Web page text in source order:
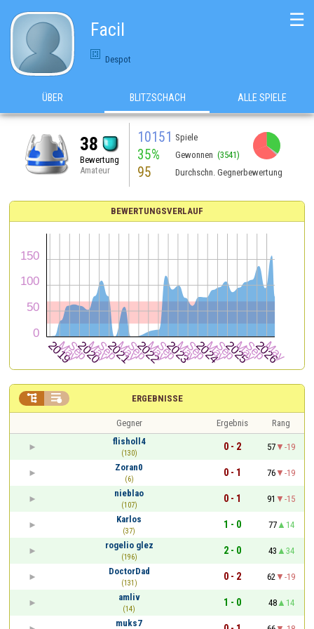
Facil
Despot
☰
ÜBER BLITZSCHACH ALLE SPIELE
38
Bewertung
Amateur
10151 Spiele
35% Gewonnen (3541)
95 Durchschn. Gegnerbewertung
BEWERTUNGSVERLAUF
ERGEBNISSE
 
Gegner Ergebnis
Rang
flisholl4
(130)
0 - 2 57
-19
Zoran0
(6)
0 - 1 76
-19
nieblao
(107)
0 - 1 91
-15
Karlos
(37)
1 - 0 77
14
rogelio glez
(196)
2 - 0 43
34
DoctorDad
(131)
0 - 2 62
-19
amliv
(14)
1 - 0 48
14
muks7